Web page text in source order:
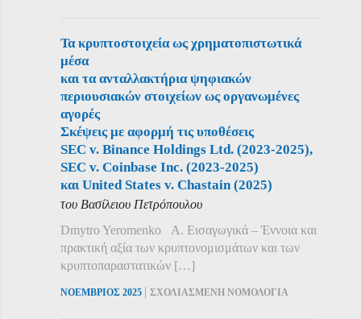
Τα κρυπτοστοιχεία ως χρηματοπιστωτικά
μέσα
και τα ανταλλακτήρια ψηφιακών
περιουσιακών στοιχείων ως οργανωμένες
αγορές
Σκέψεις με αφορμή τις υποθέσεις
SEC v. Binance Holdings Ltd. (2023-2025),
SEC v. Coinbase Inc. (2023-2025)
και United States v. Chastain (2025)
του Βασίλειου Πετρόπουλου
Dmytro Yeromenko Α. Εισαγωγικά – Έννοια και
πρακτική αξία των κρυπτονομισμάτων και των
κρυπτοπαραστατικών […]
ΝΟΕΜΒΡΙΟΣ 2025 | ΣΧΟΛΙΑΣΜΕΝΗ ΝΟΜΟΛΟΓΙΑ